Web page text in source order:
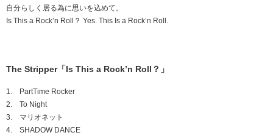
自分らしく居る為に思いを込めて。
Is This a Rock’n Roll？ Yes. This Is a Rock’n Roll.
The Stripper「Is This a Rock’n Roll？」
1. PartTime Rocker
2. To Night
3. マリオネット
4. SHADOW DANCE